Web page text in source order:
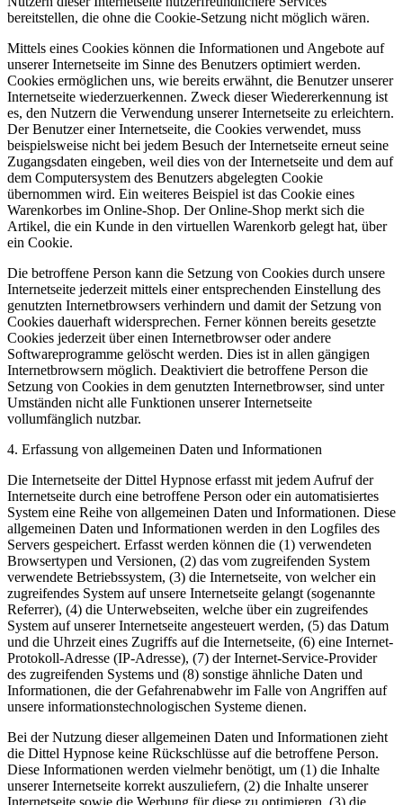
bereitstellen, die ohne die Cookie-Setzung nicht möglich wären.
Mittels eines Cookies können die Informationen und Angebote auf
unserer Internetseite im Sinne des Benutzers optimiert werden.
Cookies ermöglichen uns, wie bereits erwähnt, die Benutzer unserer
Internetseite wiederzuerkennen. Zweck dieser Wiedererkennung ist
es, den Nutzern die Verwendung unserer Internetseite zu erleichtern.
Der Benutzer einer Internetseite, die Cookies verwendet, muss
beispielsweise nicht bei jedem Besuch der Internetseite erneut seine
Zugangsdaten eingeben, weil dies von der Internetseite und dem auf
dem Computersystem des Benutzers abgelegten Cookie
übernommen wird. Ein weiteres Beispiel ist das Cookie eines
Warenkorbes im Online-Shop. Der Online-Shop merkt sich die
Artikel, die ein Kunde in den virtuellen Warenkorb gelegt hat, über
ein Cookie.
Die betroffene Person kann die Setzung von Cookies durch unsere
Internetseite jederzeit mittels einer entsprechenden Einstellung des
genutzten Internetbrowsers verhindern und damit der Setzung von
Cookies dauerhaft widersprechen. Ferner können bereits gesetzte
Cookies jederzeit über einen Internetbrowser oder andere
Softwareprogramme gelöscht werden. Dies ist in allen gängigen
Internetbrowsern möglich. Deaktiviert die betroffene Person die
Setzung von Cookies in dem genutzten Internetbrowser, sind unter
Umständen nicht alle Funktionen unserer Internetseite
vollumfänglich nutzbar.
4. Erfassung von allgemeinen Daten und Informationen
Die Internetseite der Dittel Hypnose erfasst mit jedem Aufruf der
Internetseite durch eine betroffene Person oder ein automatisiertes
System eine Reihe von allgemeinen Daten und Informationen. Diese
allgemeinen Daten und Informationen werden in den Logfiles des
Servers gespeichert. Erfasst werden können die (1) verwendeten
Browsertypen und Versionen, (2) das vom zugreifenden System
verwendete Betriebssystem, (3) die Internetseite, von welcher ein
zugreifendes System auf unsere Internetseite gelangt (sogenannte
Referrer), (4) die Unterwebseiten, welche über ein zugreifendes
System auf unserer Internetseite angesteuert werden, (5) das Datum
und die Uhrzeit eines Zugriffs auf die Internetseite, (6) eine Internet-
Protokoll-Adresse (IP-Adresse), (7) der Internet-Service-Provider
des zugreifenden Systems und (8) sonstige ähnliche Daten und
Informationen, die der Gefahrenabwehr im Falle von Angriffen auf
unsere informationstechnologischen Systeme dienen.
Bei der Nutzung dieser allgemeinen Daten und Informationen zieht
die Dittel Hypnose keine Rückschlüsse auf die betroffene Person.
Diese Informationen werden vielmehr benötigt, um (1) die Inhalte
unserer Internetseite korrekt auszuliefern, (2) die Inhalte unserer